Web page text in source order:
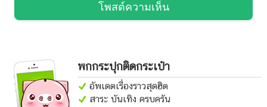
โพสต์ความเห็น
พกกระปุกติดกระเป๋า
อัพเดตเรื่องราวสุดฮิต
สาระ บันเทิง ครบครัน